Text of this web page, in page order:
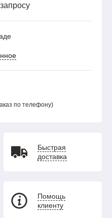
по телефону)
Быстрая
доставка
Помощь
клиенту